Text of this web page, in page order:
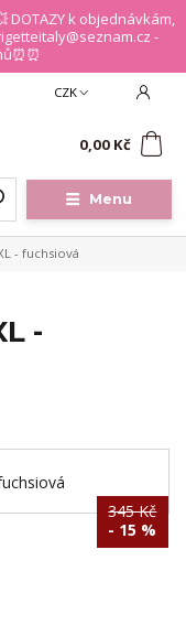
DOTAZY k objednávkám,
-
Menu
CZK
0,00 Kč
- fuchsiová
-
345 Kč
- 15 %